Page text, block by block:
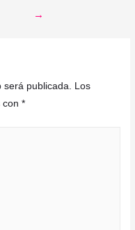
→
será publicada. Los
con*